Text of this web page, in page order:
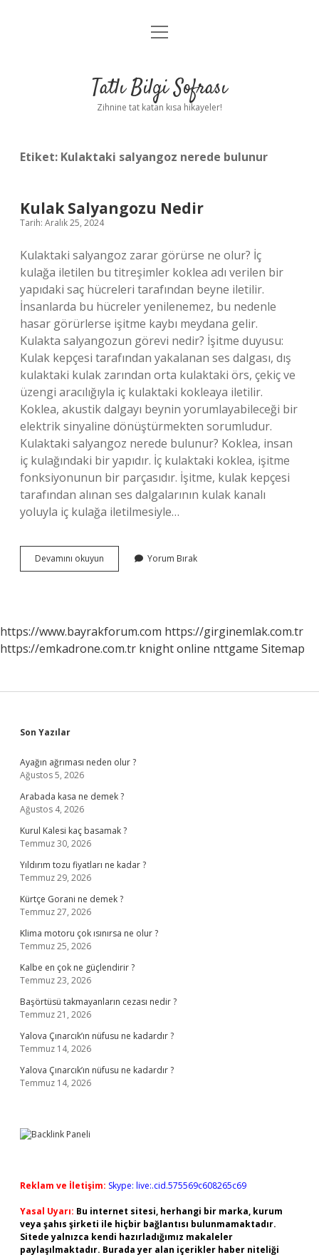
Anasayfa
Yasal Uyarı
menüyü
Tatlı Bilgi Sofrası
Zihnine tat katan kısa hikayeler!
Etiket: Kulaktaki salyangoz nerede bulunur
Kulak Salyangozu Nedir
Tarih: Aralık 25, 2024
Kulaktaki salyangoz zarar görürse ne olur? İç
kulağa iletilen bu titreşimler koklea adı verilen bir
yapıdaki saç hücreleri tarafından beyne iletilir.
İnsanlarda bu hücreler yenilenemez, bu nedenle
hasar görürlerse işitme kaybı meydana gelir.
Kulakta salyangozun görevi nedir? İşitme duyusu:
Kulak kepçesi tarafından yakalanan ses dalgası, dış
kulaktaki kulak zarından orta kulaktaki örs, çekiç ve
üzengi aracılığıyla iç kulaktaki kokleaya iletilir.
Koklea, akustik dalgayı beynin yorumlayabileceği bir
elektrik sinyaline dönüştürmekten sorumludur.
Kulaktaki salyangoz nerede bulunur? Koklea, insan
iç kulağındaki bir yapıdır. İç kulaktaki koklea, işitme
fonksiyonunun bir parçasıdır. İşitme, kulak kepçesi
tarafından alınan ses dalgalarının kulak kanalı
yoluyla iç kulağa iletilmesiyle…
Devamını okuyun
Salyangozu
Yorum Bırak
https://www.bayrakforum.com https://girginemlak.com.tr
https://emkadrone.com.tr knight online nttgame Sitemap
Sidebar
Son Yazılar
Ayağın ağrıması neden olur ?
Ağustos 5, 2026
Arabada kasa ne demek ?
Ağustos 4, 2026
Kurul Kalesi kaç basamak ?
Temmuz 30, 2026
Yıldırım tozu fiyatları ne kadar ?
Temmuz 29, 2026
Kürtçe Gorani ne demek ?
Temmuz 27, 2026
Klima motoru çok ısınırsa ne olur ?
Temmuz 25, 2026
Kalbe en çok ne güçlendirir ?
Temmuz 23, 2026
Başörtüsü takmayanların cezası nedir ?
Temmuz 21, 2026
Yalova Çınarcık’ın nüfusu ne kadardır ?
Temmuz 14, 2026
Yalova Çınarcık’ın nüfusu ne kadardır ?
Temmuz 14, 2026
Reklam ve İletişim: Skype: live:.cid.575569c608265c69
Yasal Uyarı: Bu internet sitesi, herhangi bir marka, kurum
veya şahıs şirketi ile hiçbir bağlantısı bulunmamaktadır.
Sitede yalnızca kendi hazırladığımız makaleler
paylaşılmaktadır. Burada yer alan içerikler haber niteliği